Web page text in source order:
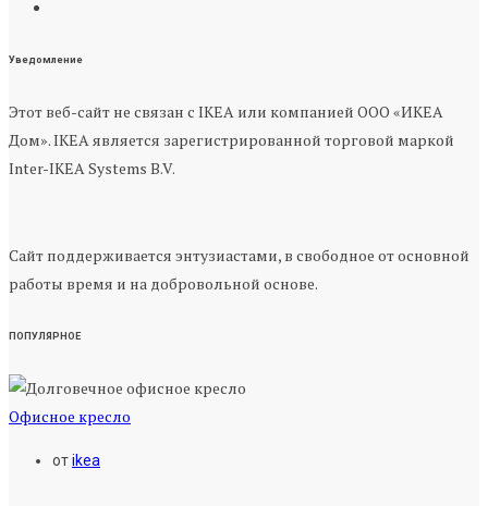
Уведомление
Этот веб-сайт не связан с IKEA или компанией ООО «ИКЕА
Дом». IKEA является зарегистрированной торговой маркой
Inter-IKEA Systems B.V.
Сайт поддерживается энтузиастами, в свободное от основной
работы время и на добровольной основе.
ПОПУЛЯРНОЕ
Офисное кресло
отikea